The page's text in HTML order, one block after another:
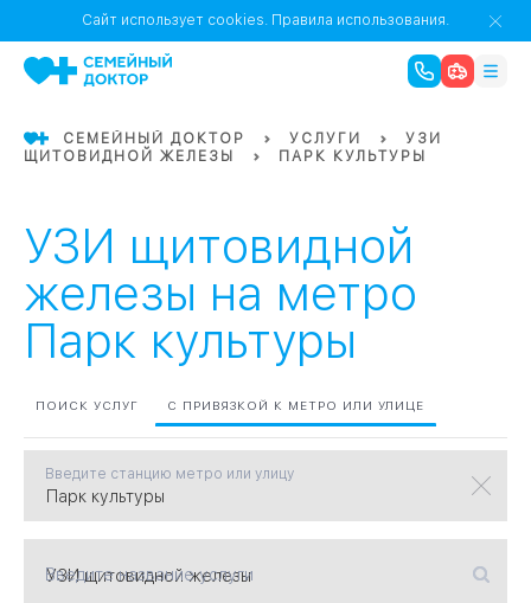
СЗАО 01
05
1 0
Бабушкинская
Речной Вокзал
Сайт использует cookies. Правила использования.
СЕМЕЙНЫЙ ДОКТОР УСЛУГИ
УЗИ
ЩИТОВИДНОЙ ЖЕЛЕЗЫ
ПАРК КУЛЬТУРЫ
УЗИ щитовидной
железы на метро
Парк культуры
ПОИСК УСЛУГ С ПРИВЯЗКОЙ К МЕТРО ИЛИ УЛИЦЕ
Введите станцию метро или улицу
Введите название услуги